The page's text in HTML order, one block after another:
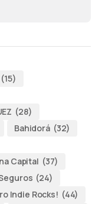
(15)
(28)
Bahidorá (32)
Capital (37)
(24)
Indie Rocks! (44)